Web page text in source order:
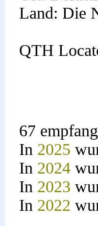
Land: Die
QTH
67
In 2025
In 2024
In 2023
In 2022